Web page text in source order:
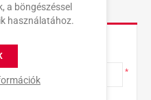
*
a böngészéssel
használatához.